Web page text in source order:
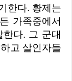
한다. 황제는
가족중에서
다. 그 군대
고 살인자들